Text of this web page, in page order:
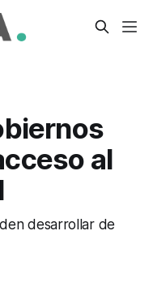
al
desarrollar de